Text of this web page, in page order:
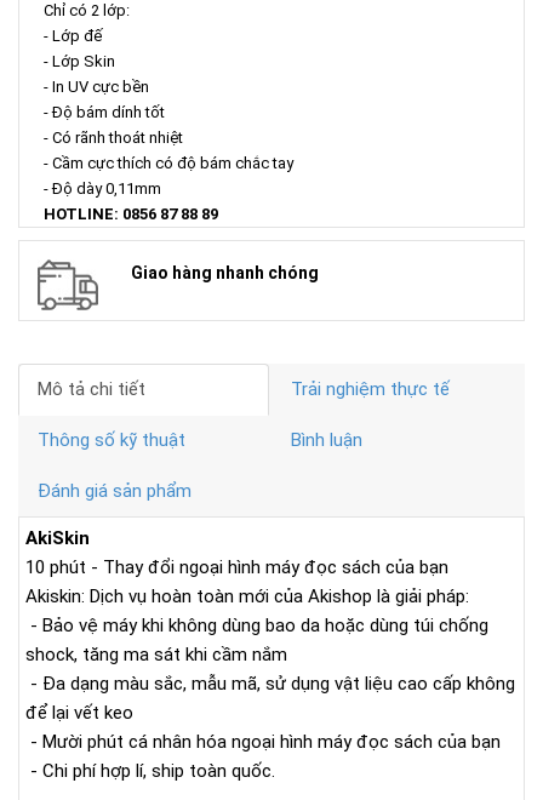
Chỉ có 2 lớp:
- Lớp đế
- Lớp Skin
- In UV cực bền
- Độ bám dính tốt
- Có rãnh thoát nhiệt
- Cầm cực thích có độ bám chắc tay
- Độ dày 0,11mm
HOTLINE: 0856 87 88 89
Giao hàng nhanh chóng
Mô tả chi tiết Trải nghiệm thực tế
Thông số kỹ thuật Bình luận
Đánh giá sản phẩm
AkiSkin
10 phút - Thay đổi ngoại hình máy đọc sách của bạn
Akiskin: Dịch vụ hoàn toàn mới của Akishop là giải pháp:
- Bảo vệ máy khi không dùng bao da hoặc dùng túi chống
shock, tăng ma sát khi cầm nắm
- Đa dạng màu sắc, mẫu mã, sử dụng vật liệu cao cấp không
để lại vết keo
- Mười phút cá nhân hóa ngoại hình máy đọc sách của bạn
- Chi phí hợp lí, ship toàn quốc.